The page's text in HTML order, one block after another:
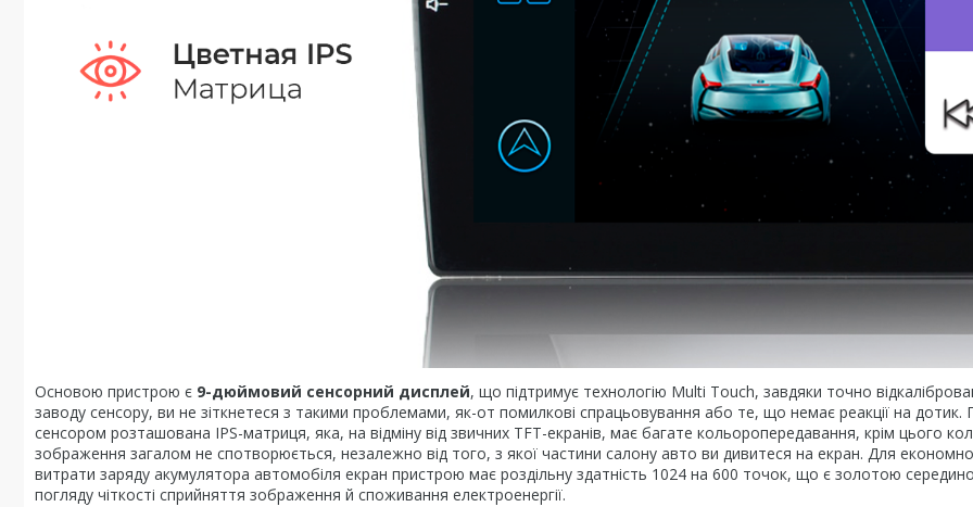
Основою пристрою є 9-дюймовий сенсорний дисплей, що підтримує технологію Multi Touch, завдяки точно
заводу сенсору, ви не зіткнетеся з такими проблемами, як-от помилкові спрацьовування або те, що немає реакції на дотик.
сенсором розташована IPS-матриця, яка, на відміну від звичних TFT-екранів, має багате кольоропередавання, крім цього
зображення загалом не спотворюється, незалежно від того, з якої частини салону авто ви дивитеся на екран. Для
витрати заряду акумулятора автомобіля екран пристрою має роздільну здатність 1024 на 600 точок, що є золотою
погляду чіткості сприйняття зображення й споживання електроенергії.